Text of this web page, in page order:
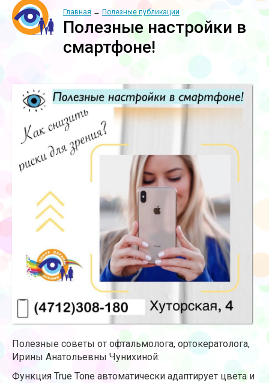
Главная → Полезные публикации
Полезные настройки в
смартфоне!
Полезные советы от офтальмолога, ортокератолога,
Ирины Анатольевны Чунихиной:
Функция True Tone автоматически адаптирует цвета и